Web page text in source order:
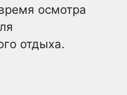
осмотра
отдыха.